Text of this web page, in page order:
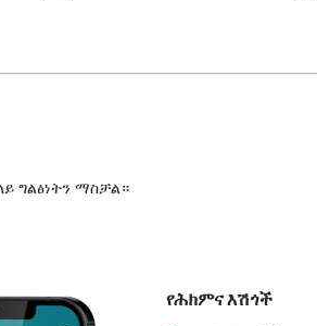
ግልፅነትን ማስቻል።
የሕክምና እሽጎች